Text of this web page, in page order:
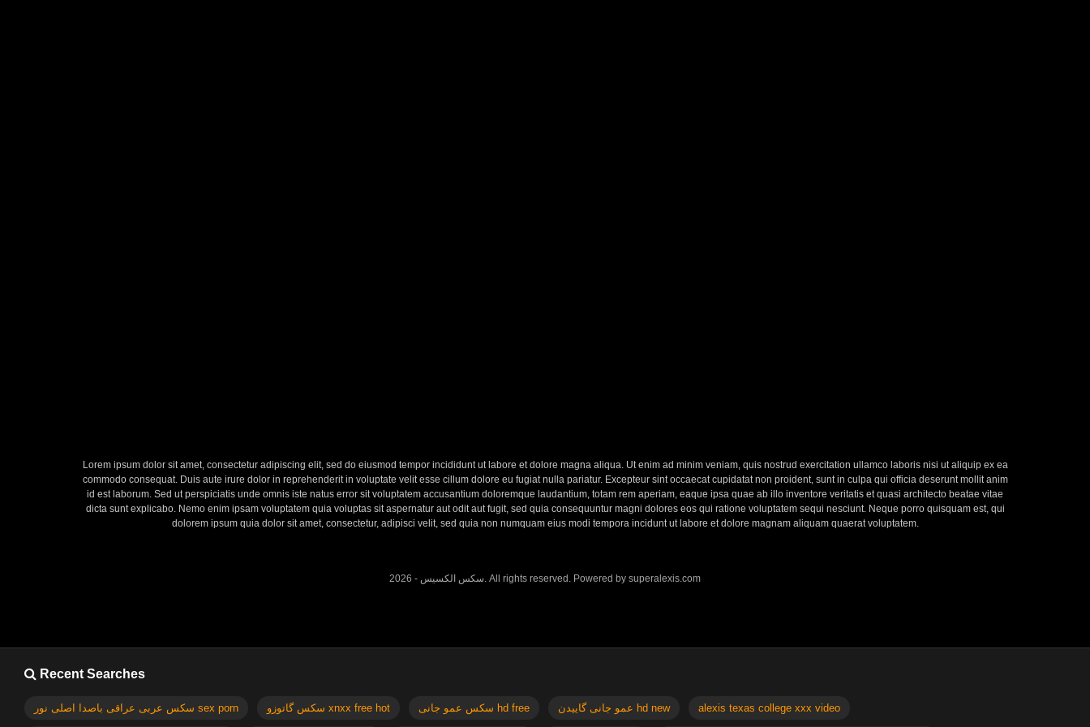
Lorem ipsum dolor sit amet, consectetur adipiscing elit, sed do eiusmod tempor incididunt ut labore et dolore magna aliqua. Ut enim ad minim veniam, quis nostrud exercitation ullamco laboris nisi ut aliquip ex ea
commodo consequat. Duis aute irure dolor in reprehenderit in voluptate velit esse cillum dolore eu fugiat nulla pariatur. Excepteur sint occaecat cupidatat non proident, sunt in culpa qui officia deserunt mollit anim
id est laborum. Sed ut perspiciatis unde omnis iste natus error sit voluptatem accusantium doloremque laudantium, totam rem aperiam, eaque ipsa quae ab illo inventore veritatis et quasi architecto beatae vitae
dicta sunt explicabo. Nemo enim ipsam voluptatem quia voluptas sit aspernatur aut odit aut fugit, sed quia consequuntur magni dolores eos qui ratione voluptatem sequi nesciunt. Neque porro quisquam est, qui
dolorem ipsum quia dolor sit amet, consectetur, adipisci velit, sed quia non numquam eius modi tempora incidunt ut labore et dolore magnam aliquam quaerat voluptatem.
2026 - سکس الکسیس. All rights reserved. Powered by superalexis.com
Recent Searches
سکس عربی عراقی باصدا اصلی نور sex porn سکس گاتوزو xnxx free hot سکس عمو جانی hd free عمو جانی گاییدن hd new alexis texas college xxx video